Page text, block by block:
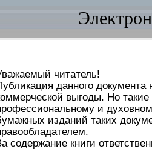
читатель!
данного документа
выгоды. Но
и
изданий таких
содержание книги